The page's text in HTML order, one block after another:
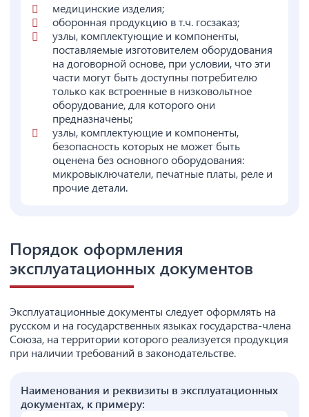
медицинские изделия;
оборонная продукцию в т.ч. госзаказ;
узлы, комплектующие и компоненты,
поставляемые изготовителем оборудования
на договорной основе, при условии, что эти
части могут быть доступны потребителю
только как встроенные в низковольтное
оборудование, для которого они
предназначены;
узлы, комплектующие и компоненты,
безопасность которых не может быть
оценена без основного оборудования:
микровыключатели, печатные платы, реле и
прочие детали.
Порядок оформления
эксплуатационных документов
Эксплуатационные документы следует оформлять на
русском и на государственных языках государства-члена
Союза, на территории которого реализуется продукция
при наличии требований в законодательстве.
Наименования и реквизиты в эксплуатационных
документах, к примеру: